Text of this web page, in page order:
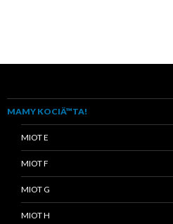
MAMY KOCIÄ™TA!
MIOT E
MIOT F
MIOT G
MIOT H